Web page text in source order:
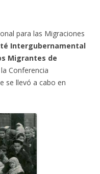
para las Migraciones
Intergubernamental
Migrantes de
Conferencia
se llevó a cabo en